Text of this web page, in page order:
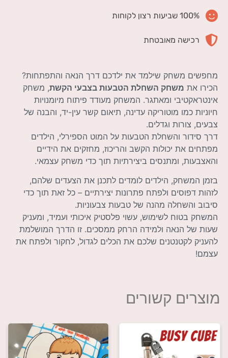
100% שביעות רצון לקוחות
רכישה מאובטחת
מחפשים משחק שילמד את ילדכם דרך הנאה והתפתחות?
הכירו את משחק השחלת הטבעות בצבעי הקשת, משחק
אינטראקטיבי ומאתגר. המשחק מעודד פיתוח מיומנויות
חיוניות כמו מוטוריקה עדינה, תיאום קשר עין-יד, והבנה של
צבעים, צורות וגדלים.
דרך סידור והשחלת הטבעות על המוט הספירלי, הילדים
מפתחים את יכולות הקשב והריכוז, מחזקים את הידיים
והאצבעות, ומתנסים ביצירתיות תוך כדי משחק עצמאי.
בזמן המשחק, הילדים לומדים לתכנן את הצעדים שלהם,
לזהות דפוסים ולפתח פתרונות יצירתיים – כל זאת תוך כדי
סיבוב והשחלה מהנה של טבעות צבעוניות.
המשחק בטוח לשימוש, עשוי פלסטיק איכותי ועמיד, ומעניק
שעות של הנאה ולמידה הרחק ממסכים. זו הדרך המושלמת
להעניק לקטנטנים שלכם את הכלים לגדול, לחקור ולפתח את
עצמם!
מוצרים קשורים